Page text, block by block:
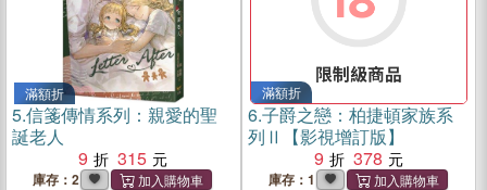
滿額折
5.信箋傳情系列：親愛的聖
誕老人
9
315
庫存：2
滿額折
6.子爵之戀：柏捷頓家族系
列Ⅱ【影視增訂版】
9
378
庫存：1